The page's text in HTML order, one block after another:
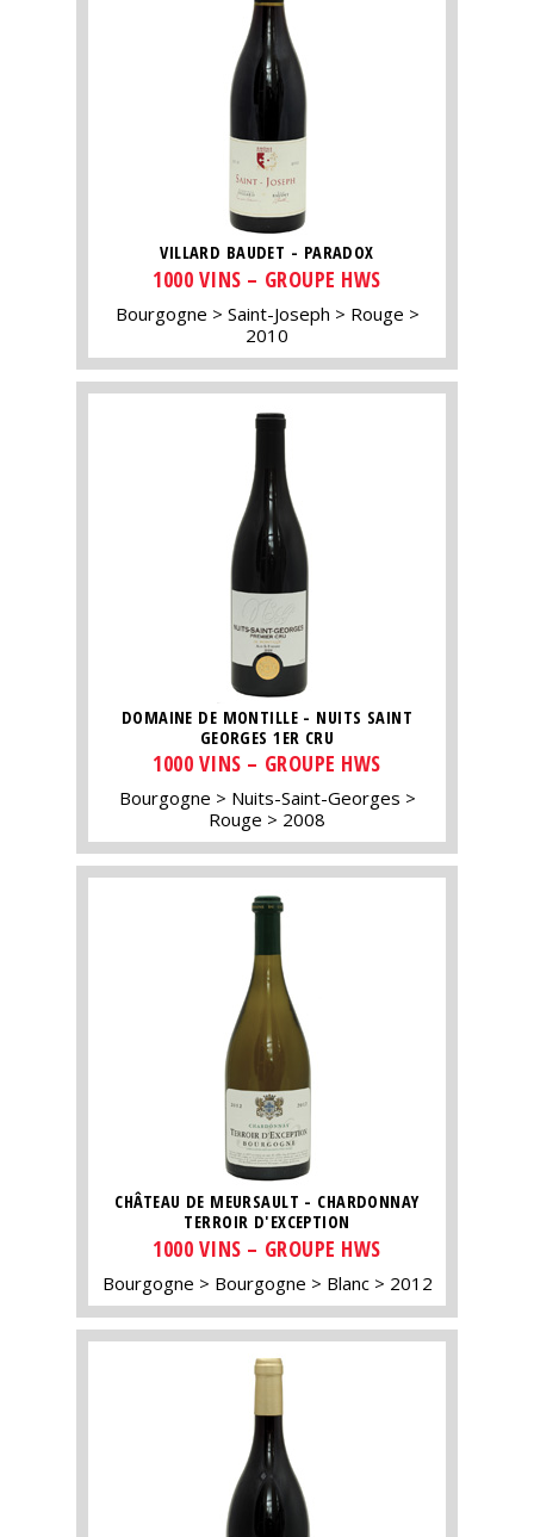
VILLARD BAUDET - PARADOX
1000 VINS – GROUPE HWS
Bourgogne Saint-Joseph
Rouge
2010
DOMAINE DE MONTILLE - NUITS SAINT
GEORGES 1ER CRU
1000 VINS – GROUPE HWS
Bourgogne
Nuits-Saint-Georges
Rouge
2008
CHÂTEAU DE MEURSAULT - CHARDONNAY
TERROIR D'EXCEPTION
1000 VINS – GROUPE HWS
Bourgogne Bourgogne Blanc 2012